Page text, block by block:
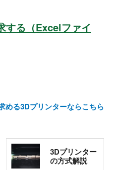
する（Excelファイ
める3Dプリンターならこちら
3Dプリンター
の方式解説